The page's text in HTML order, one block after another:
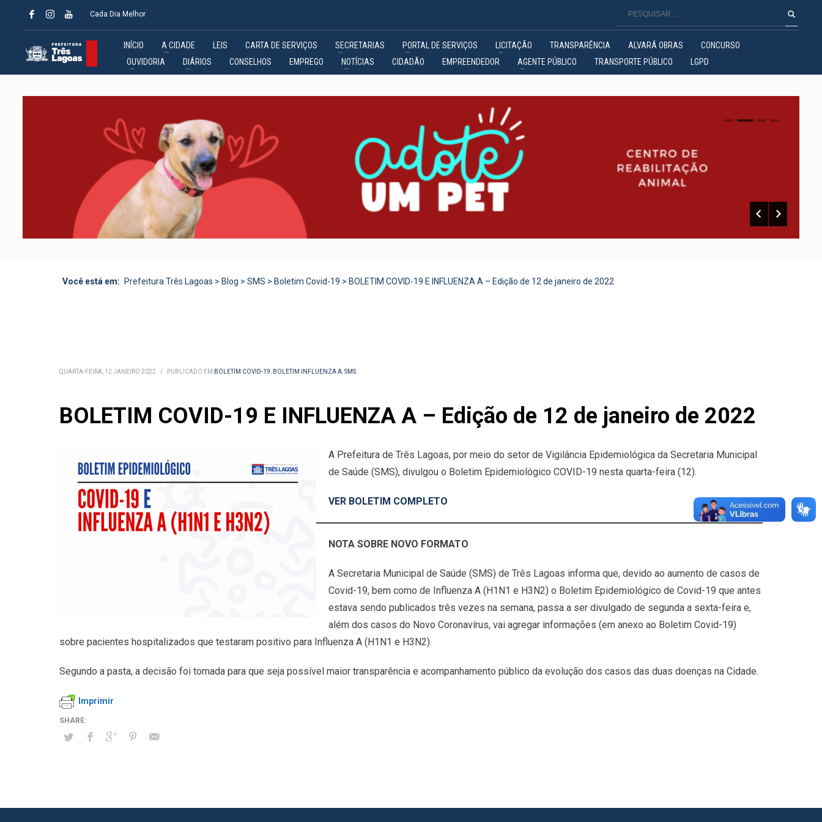
Cada Dia Melhor
INÍCIO A CIDADE LEIS CARTA DE SERVIÇOS SECRETARIAS PORTAL DE SERVIÇOS LICITAÇÃO TRANSPARÊNCIA ALVARÁ OBRAS
CONCURSO
OUVIDORIA
DIÁRIOS CONSELHOS EMPREGO NOTÍCIAS CIDADÃO EMPREENDEDOR AGENTE PÚBLICO TRANSPORTE PÚBLICO LGPD
0 1 2
Você está em: Prefeitura Três Lagoas > Blog > SMS > Boletim Covid-19 > BOLETIM COVID-19 E INFLUENZA A – Edição de 12 de janeiro de 2022
QUARTA-FEIRA, 12 JANEIRO 2022 / PUBLICADO EM BOLETIM COVID-19, BOLETIM INFLUENZA A,SMS
BOLETIM COVID-19 E INFLUENZA A – Edição de 12 de janeiro de 2022
A Prefeitura de Três Lagoas, por meio do setor de Vigilância Epidemiológica da Secretaria Municipal
de Saúde (SMS), divulgou o Boletim Epidemiológico COVID-19 nesta quarta-feira (12).
VER BOLETIM COMPLETO
NOTA SOBRE NOVO FORMATO
A Secretaria Municipal de Saúde (SMS) de Três Lagoas informa que, devido ao aumento de casos de
Covid-19, bem como de Influenza A (H1N1 e H3N2) o Boletim Epidemiológico de Covid-19 que antes
estava sendo publicados três vezes na semana, passa a ser divulgado de segunda a sexta-feira e,
além dos casos do Novo Coronavírus, vai agregar informações (em anexo ao Boletim Covid-19)
sobre pacientes hospitalizados que testaram positivo para Influenza A (H1N1 e H3N2).
Segundo a pasta, a decisão foi tomada para que seja possível maior transparência e acompanhamento público da evolução dos casos das duas doenças na Cidade.
Imprimir